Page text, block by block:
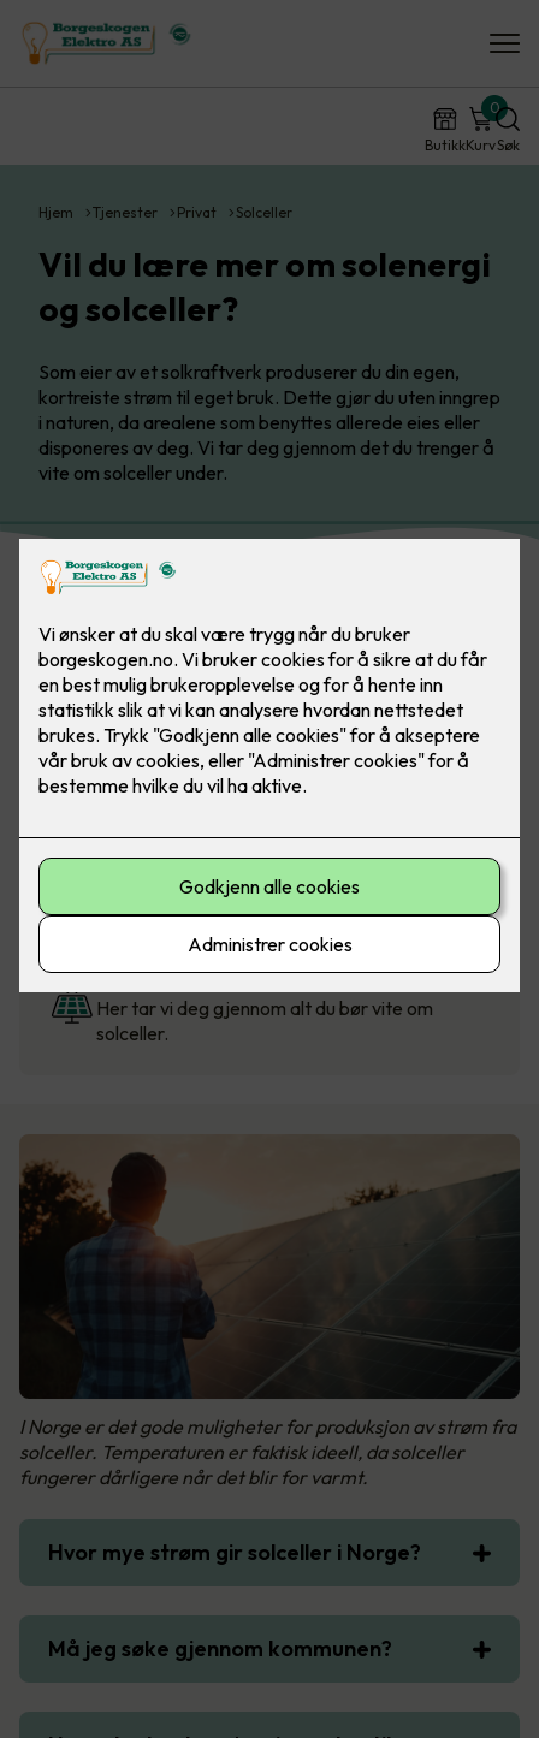
ButikkKurv
0
Søk
Hjem Tjenester Privat Solceller
Vil du lære mer om solenergi
og solceller?
Som eier av et solkraftverk produserer du din egen,
kortreiste strøm til eget bruk. Dette gjør du uten inngrep
i naturen, da arealene som benyttes allerede eies eller
disponeres av deg. Vi tar deg gjennom det du trenger å
vite om solceller under.
Solcellekalkulator
Beregn pris for solceller til bolig, fritidsbolig og
mindre næringsbygg.
Solcellestøtte fra Enova
Visste du at du kan få støtte når du velger
klimasmarte løsninger?
Hva er fordelene med solceller?
Her tar vi deg gjennom alt du bør vite om
solceller.
I Norge er det gode muligheter for produksjon av strøm fra
solceller. Temperaturen er faktisk ideell, da solceller
fungerer dårligere når det blir for varmt.
Hvor mye strøm gir solceller i Norge?
Må jeg søke gjennom kommunen?